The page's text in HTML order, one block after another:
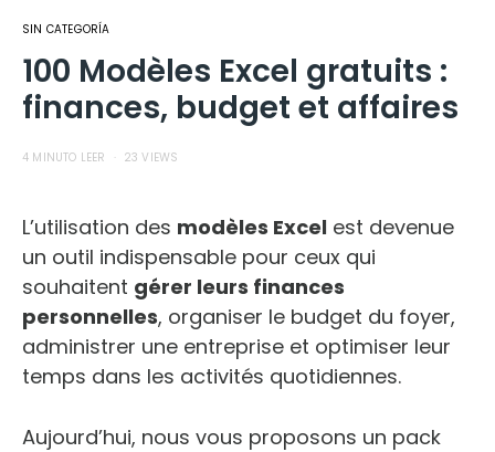
SIN CATEGORÍA
100 Modèles Excel gratuits :
finances, budget et affaires
4 MINUTO LEER 23 VIEWS
L’utilisation des modèles Excel est devenue
un outil indispensable pour ceux qui
souhaitent gérer leurs finances
personnelles, organiser le budget du foyer,
administrer une entreprise et optimiser leur
temps dans les activités quotidiennes.
Aujourd’hui, nous vous proposons un pack